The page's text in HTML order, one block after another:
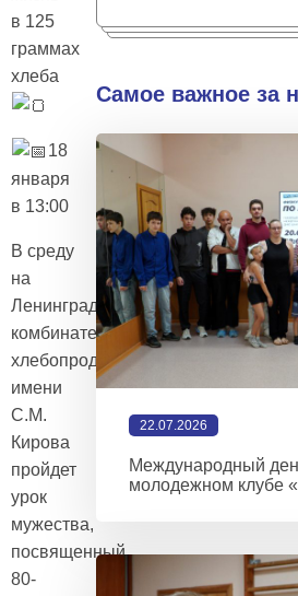
в 125
граммах
хлеба
18
января
в 13:00
В среду
на
Ленинградском
комбинате
хлебопродуктов
имени
С.М.
Кирова
пройдет
урок
мужества,
посвященный
80-
Самое важное за
22.07.2026
Международный
молодежном клубе